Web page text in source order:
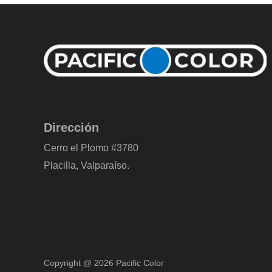
Dirección
Cerro el Plomo #3780
Placilla, Valparaíso.
Copyright @ 2026 Pacific Color